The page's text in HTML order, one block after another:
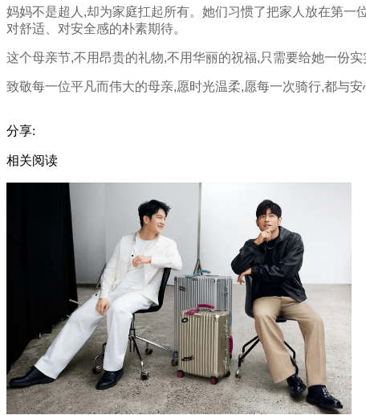
妈妈不是超人,却为家庭扛起所有。她们习惯了把家人放在第
对舒适、对安全感的朴素期待。
这个母亲节,不用昂贵的礼物,不用华丽的祝福,只需要给她一份
致敬每一位平凡而伟大的母亲,愿时光温柔,愿每一次骑行,都与安
分享:
相关阅读